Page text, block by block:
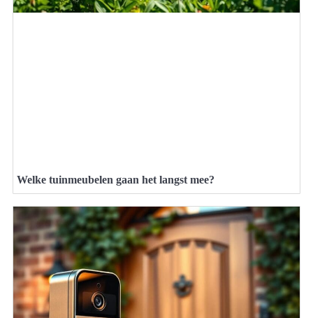
Welke tuinmeubelen gaan het langst mee?